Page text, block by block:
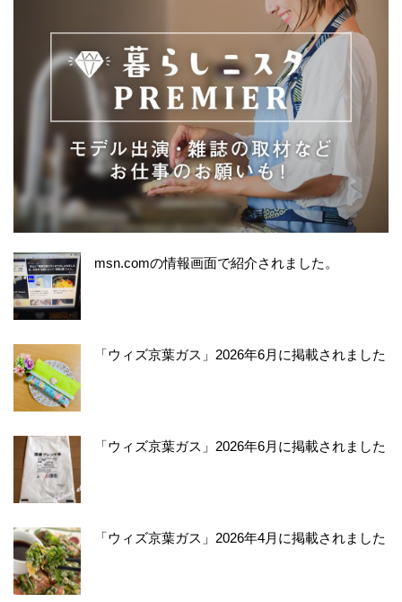
msn.comの情報画面で紹介されました。
「ウィズ京葉ガス」2026年6月に掲載されました
「ウィズ京葉ガス」2026年6月に掲載されました
「ウィズ京葉ガス」2026年4月に掲載されました